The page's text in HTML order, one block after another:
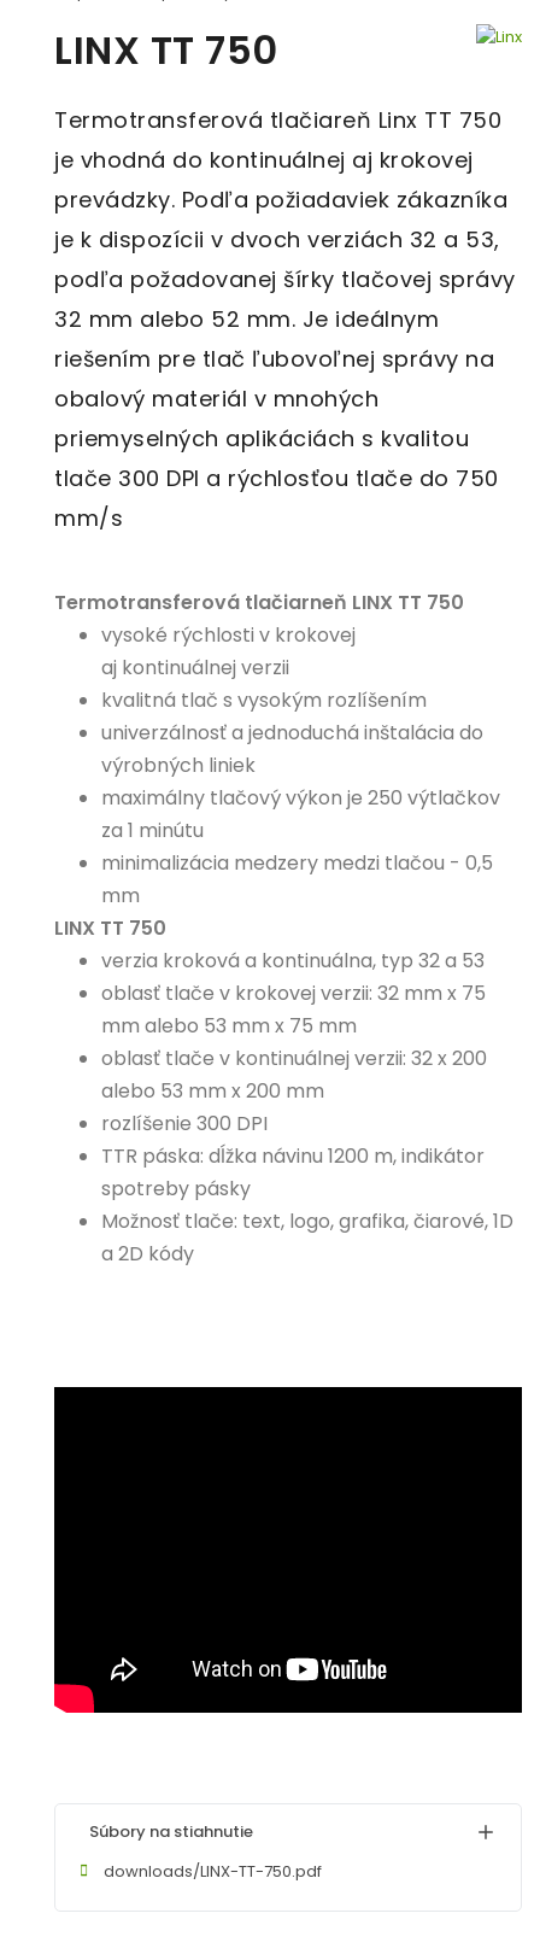
LINX TT 750
Termotransferová tlačiareň Linx TT 750
je vhodná do kontinuálnej aj krokovej
prevádzky. Podľa požiadaviek zákazníka
je k dispozícii v dvoch verziách 32 a 53,
podľa požadovanej šírky tlačovej správy
32 mm alebo 52 mm. Je ideálnym
riešením pre tlač ľubovoľnej správy na
obalový materiál v mnohých
priemyselných aplikáciách s kvalitou
tlače 300 DPI a rýchlosťou tlače do 750
mm/s
Termotransferová tlačiarneň LINX TT 750
vysoké rýchlosti v krokovej
aj kontinuálnej verzii
kvalitná tlač s vysokým rozlíšením
univerzálnosť a jednoduchá inštalácia do
výrobných liniek
maximálny tlačový výkon je 250 výtlačkov
za 1 minútu
minimalizácia medzery medzi tlačou - 0,5
mm
LINX TT 750
verzia kroková a kontinuálna, typ 32 a 53
oblasť tlače v krokovej verzii: 32 mm x 75
mm alebo 53 mm x 75 mm
oblasť tlače v kontinuálnej verzii: 32 x 200
alebo 53 mm x 200 mm
rozlíšenie 300 DPI
TTR páska: dĺžka návinu 1200 m, indikátor
spotreby pásky
Možnosť tlače: text, logo, grafika, čiarové, 1D
a 2D kódy
Súbory na stiahnutie
downloads/LINX-TT-750.pdf